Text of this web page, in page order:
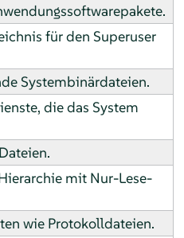
für den Superuser
Systembinärdateien.
die das System
mit Nur-Lese-
wie Protokolldateien.